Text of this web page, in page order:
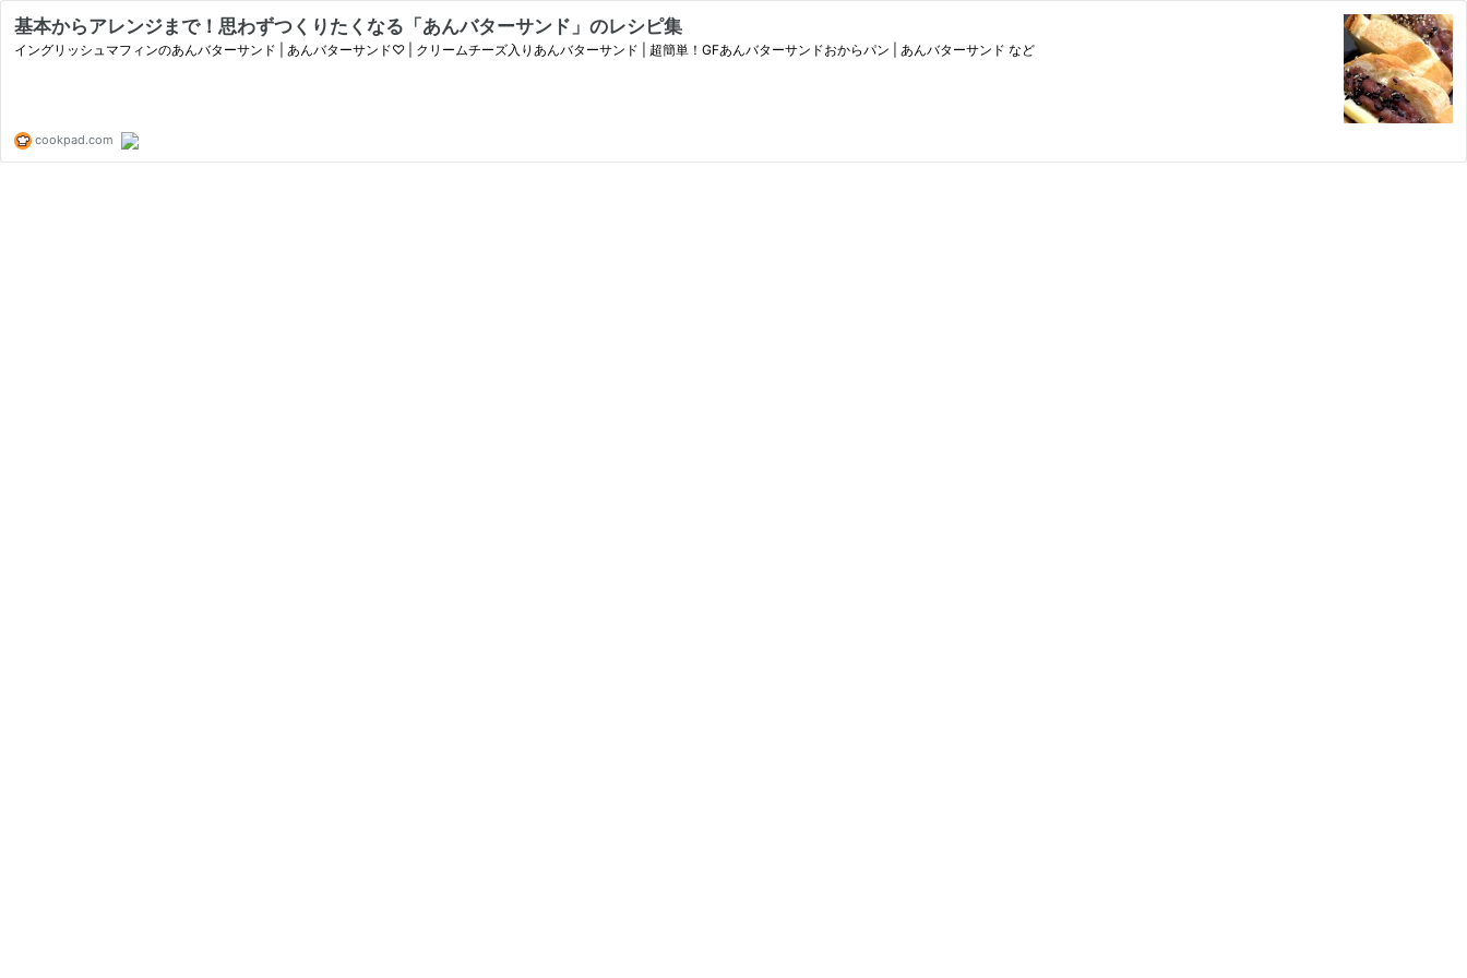
基本からアレンジまで！思わずつくりたくなる「あんバターサンド」のレシピ集
イングリッシュマフィンのあんバターサンド | あんバターサンド♡ | クリームチーズ入りあんバターサンド | 超簡単！GFあんバターサンドおからパン | あんバターサンド など
cookpad.com